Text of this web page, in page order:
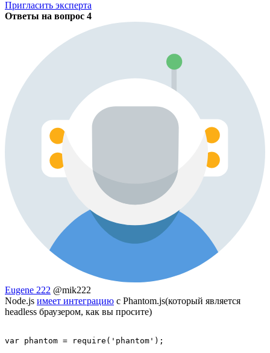
Пригласить эксперта
Ответы на вопрос 4
Eugene 222 @mik222
Node.js имеет интеграцию с Phantom.js(который является
headless браузером, как вы просите)
var phantom = require('phantom');